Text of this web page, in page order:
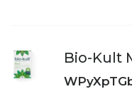
Bio-Kult